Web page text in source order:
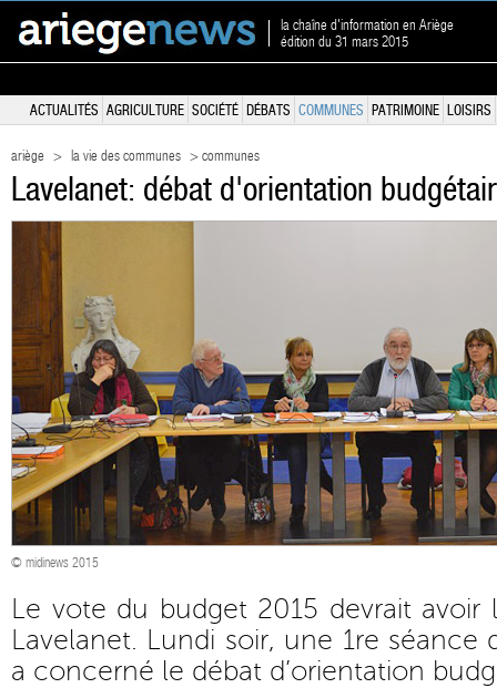
la chaîne d'information en Ariège
édition du 31 mars 2015
ACTUALITÉS AGRICULTURE SOCIÉTÉ DÉBATS COMMUNES PATRIMOINE LOISIRS
ariège > la vie des communes > communes
Lavelanet: débat d'orientation
© midinews 2015
Le vote du budget 2015 devrait avoir
Lavelanet. Lundi soir, une 1re
a concerné le débat d’orientation